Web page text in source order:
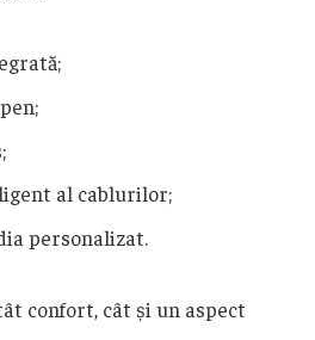
al cablurilor;
personalizat.
confort, cât și un aspect